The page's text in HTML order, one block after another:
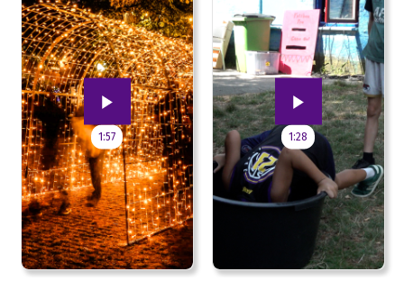
1:57 1:28